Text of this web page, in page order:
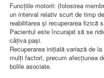
MANAGEMENT
PROIECT DE
PLAN STRATEGIC
PROIECT DE
PROIECT DE
CONSILIUL DE
COMITET DIRECTOR
DECLARATIE
Funcţiile motorii: (folosirea
un interval relativ scurt de timp
reabilitarea şi recuperarea fizică
Pacientul este încurajat să se
câţiva paşi.
Recuperarea iniţială variază de
mulţi factori, precum afecţiunea
bolile asociate.